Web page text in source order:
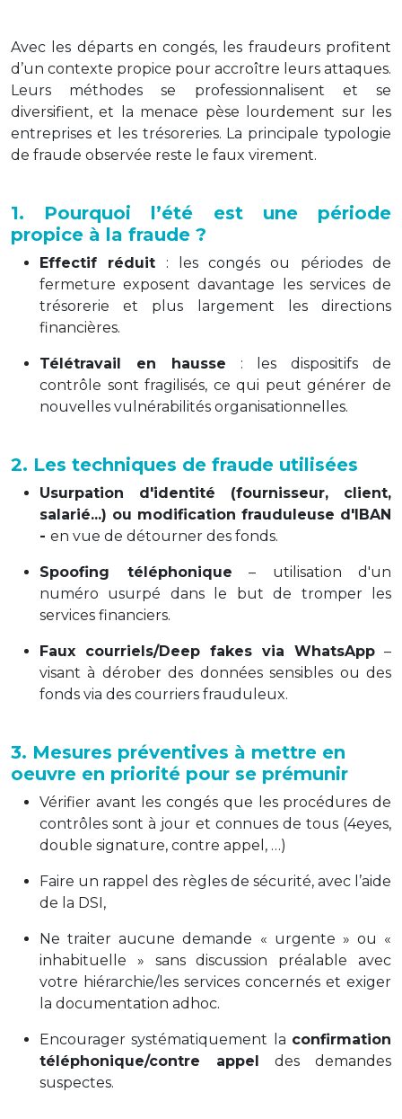
Avec les départs en congés, les fraudeurs profitent
d’un contexte propice pour accroître leurs attaques.
Leurs méthodes se professionnalisent et se
diversifient, et la menace pèse lourdement sur les
entreprises et les trésoreries. La principale typologie
de fraude observée reste le faux virement.
1. Pourquoi l’été est une période
propice à la fraude ?
Effectif réduit : les congés ou périodes de
fermeture exposent davantage les services de
trésorerie et plus largement les directions
financières.
Télétravail en hausse : les dispositifs de
contrôle sont fragilisés, ce qui peut générer de
nouvelles vulnérabilités organisationnelles.
2. Les techniques de fraude utilisées
Usurpation d'identité (fournisseur, client,
salarié...) ou modification frauduleuse d'IBAN
- en vue de détourner des fonds.
Spoofing téléphonique – utilisation d'un
numéro usurpé dans le but de tromper les
services financiers.
Faux courriels/Deep fakes via WhatsApp –
visant à dérober des données sensibles ou des
fonds via des courriers frauduleux.
3. Mesures préventives à mettre en
oeuvre en priorité pour se prémunir
Vérifier avant les congés que les procédures de
contrôles sont à jour et connues de tous (4eyes,
double signature, contre appel, …)
Faire un rappel des règles de sécurité, avec l’aide
de la DSI,
Ne traiter aucune demande « urgente » ou «
inhabituelle » sans discussion préalable avec
votre hiérarchie/les services concernés et exiger
la documentation adhoc.
Encourager systématiquement la confirmation
téléphonique/contre appel des demandes
suspectes.